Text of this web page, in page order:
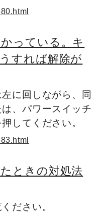
っている。キ
すれば解除が
に回しながら、同
、パワースイッチ
してください。
ときの対処法
ださい。